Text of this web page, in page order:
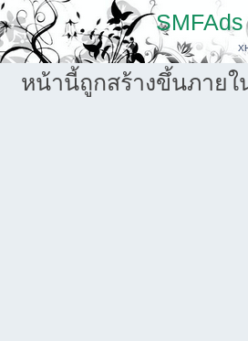
SMFAds
หน้านี้ถูกสร้างขึ้นภายใ